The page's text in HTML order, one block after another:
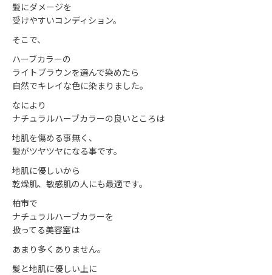
髪にダメージを
受けやすいコンディション。
そこで、
ハーブカラーの
ライトブラウンを選んで染めたら
自然でキレイな色に染まりました。
なにより
ナチュラルハーブカラーの良いところは
地肌を傷める事無く、
髪がツヤツヤになる事です。
地肌に優しいから
乾燥肌、敏感肌の人にも最適です。
柏市で
ナチュラルハーブカラーを
扱ってる美容室は
あまり多くありません。
髪と地肌に優しい上に